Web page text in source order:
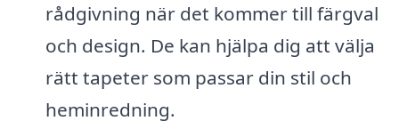
rådgivning när det kommer till färgval
och design. De kan hjälpa dig att välja
rätt tapeter som passar din stil och
heminredning.